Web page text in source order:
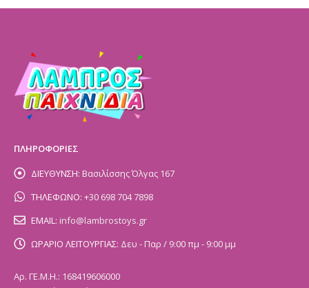
ΠΛΗΡΟΦΟΡΙΕΣ
ΔΙΕΥΘΥΝΣΗ: Βασιλίσσης Όλγας 167
ΤΗΛΕΦΩΝΟ: +30 698 704 7898
EMAIL: info@lambrostoys.gr
ΩΡΑΡΙΟ ΛΕΙΤΟΥΡΓΙΑΣ: Δευ - Παρ / 9:00 πμ - 9:00 μμ
Αρ. ΓΕ.Μ.Η.: 168419606000